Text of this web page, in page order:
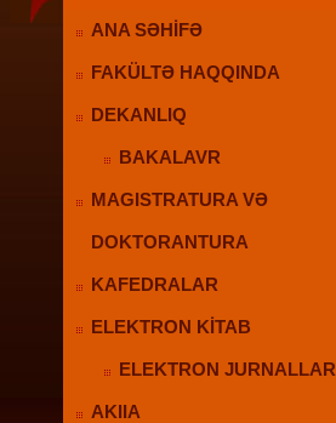
ANA SƏHİFƏ
FAKÜLTƏ HAQQINDA
DEKANLIQ
BAKALAVR
MAGISTRATURA VƏ
DOKTORANTURA
KAFEDRALAR
ELEKTRON KİTAB
ELEKTRON JURNALLAR
AKIIA